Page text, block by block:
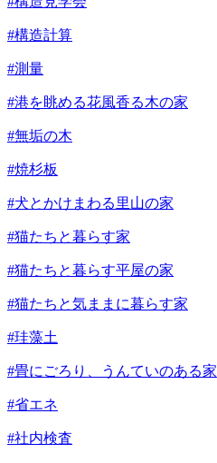
#構造計算
#測量
#港を眺める花風香る木の家
#無垢の木
#焼杉板
#犬とかけまわる里山の家
#猫たちと暮らす家
#猫たちと暮らす平屋の家
#猫たちと気ままに暮らす家
#珪藻土
#畳にごろり、うんていのある家
#省エネ
#社内検査